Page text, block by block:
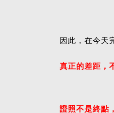
因此，在今天
真正的差距，
證照不是終點